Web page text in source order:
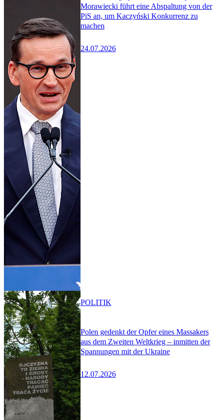
Morawiecki führt eine Abspaltung von der
PiS an, um Kaczyński Konkurrenz zu
machen
24.07.2026
Polen gedenkt der Opfer eines Massakers
aus dem Zweiten Weltkrieg – inmitten der
Spannungen mit der Ukraine
12.07.2026
POLITIK